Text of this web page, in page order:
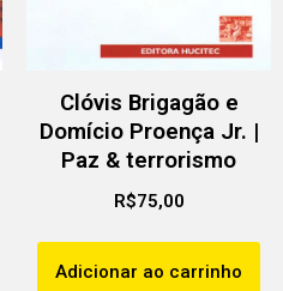
Clóvis Brigagão e
Domício Proença Jr. |
Paz & terrorismo
R$75,00
Adicionar ao carrinho